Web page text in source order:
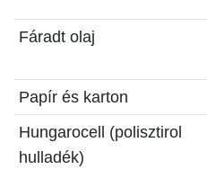
Fáradt olaj
Papír és karton
Hungarocell (polisztirol
hulladék)